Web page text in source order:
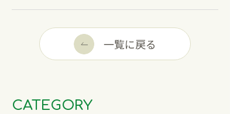
一覧に戻る
CATEGORY